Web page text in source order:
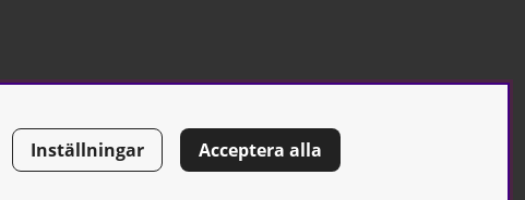
| Tel: 0500-42 87 00
Inställningar Acceptera alla